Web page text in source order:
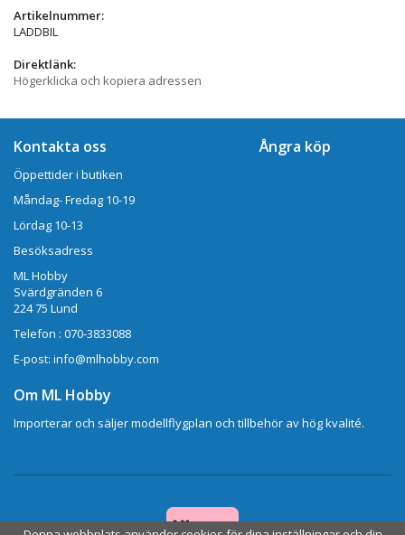
Artikelnummer:
LADDBIL
Direktlänk:
Högerklicka och kopiera adressen
Kontakta oss
Öppettider i butiken
Måndag- Fredag 10-19
Lördag 10-13
Besöksadress
ML Hobby
Svärdgränden 6
224 75 Lund
Telefon : 070-3833088
E-post: info@mlhobby.com
Ångra köp
Om ML Hobby
Importerar och säljer modellflygplan och tillbehör av hög kvalité.